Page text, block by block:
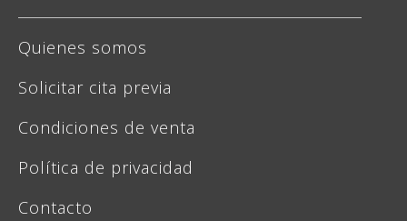
Quienes somos
Solicitar cita previa
Condiciones de venta
Política de privacidad
Contacto